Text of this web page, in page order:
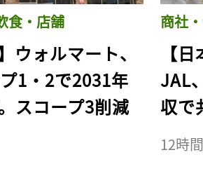
食・店舗
ウォルマート、
1・2で2031年
スコープ3削減
商社
【
JAL
収で
12時